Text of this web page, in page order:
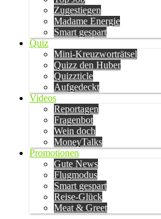
Zugestiegen
Madame Energie
Smart gespart
Quiz
Mini-Kreuzworträtsel
Quizz den Huber
Quizzticle
Aufgedeckt
Videos
Reportagen
Fragenbot
Wein doch
MoneyTalks
Promotionen
Gute News
Flugmodus
Smart gespart
Reise-Glück
Meat & Greet